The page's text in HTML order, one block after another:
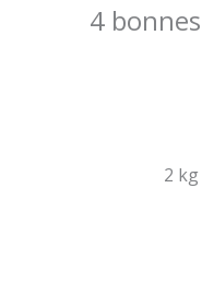
4
2